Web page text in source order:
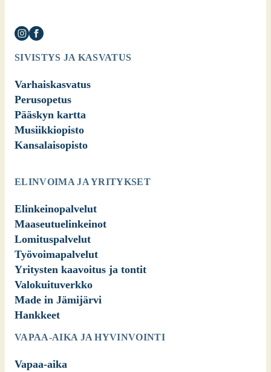
SIVISTYS JA KASVATUS
Varhaiskasvatus
Perusopetus
Pääskyn kartta
Musiikkiopisto
Kansalaisopisto
ELINVOIMA JA YRITYKSET
Elinkeinopalvelut
Maaseutuelinkeinot
Lomituspalvelut
Työvoimapalvelut
Yritysten kaavoitus ja tontit
Valokuituverkko
Made in Jämijärvi
Hankkeet
VAPAA-AIKA JA HYVINVOINTI
Vapaa-aika